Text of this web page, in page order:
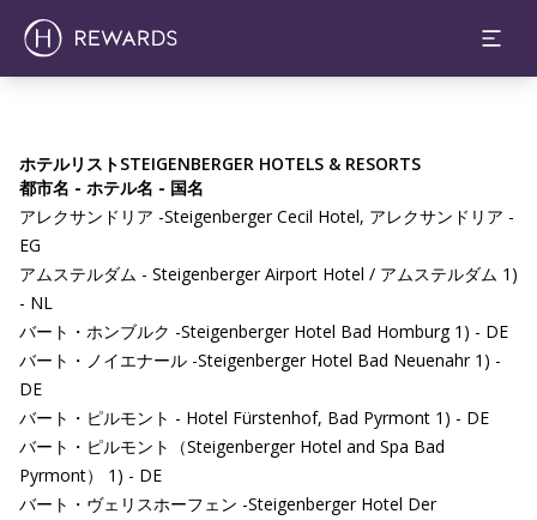
ホテルリストSTEIGENBERGER HOTELS & RESORTS
都市名 - ホテル名 - 国名
アレクサンドリア -Steigenberger Cecil Hotel, アレクサンドリア -
EG
アムステルダム - Steigenberger Airport Hotel / アムステルダム 1)
- NL
バート・ホンブルク -Steigenberger Hotel Bad Homburg 1) - DE
バート・ノイエナール -Steigenberger Hotel Bad Neuenahr 1) -
DE
バート・ピルモント - Hotel Fürstenhof, Bad Pyrmont 1) - DE
バート・ピルモント（Steigenberger Hotel and Spa Bad
Pyrmont） 1) - DE
バート・ヴェリスホーフェン -Steigenberger Hotel Der